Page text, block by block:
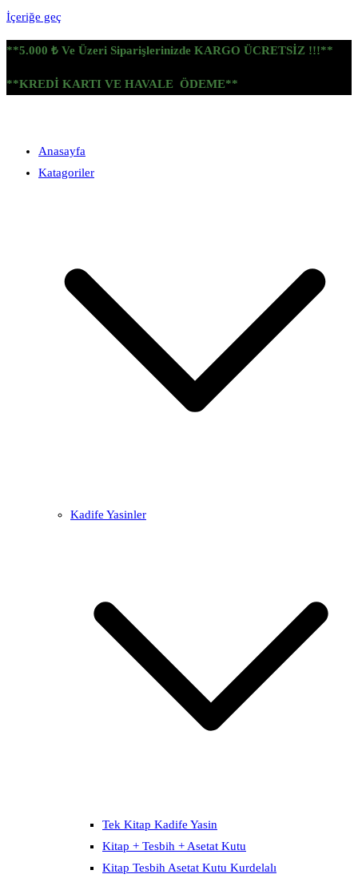
İçeriğe geç
**5.000 ₺ Ve Üzeri Siparişlerinizde KARGO ÜCRETSİZ !!!**
**KREDİ KARTI VE HAVALE ÖDEME**
Anasayfa
Katagoriler
Kadife Yasinler
Tek Kitap Kadife Yasin
Kitap + Tesbih + Asetat Kutu
Kitap Tesbih Asetat Kutu Kurdelalı